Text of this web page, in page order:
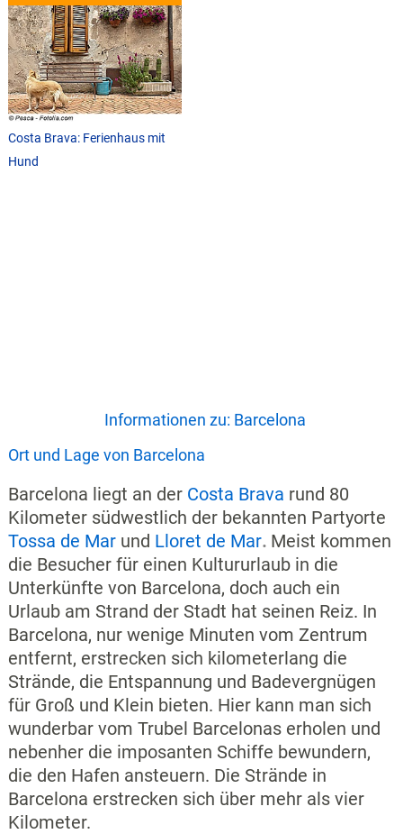
Costa Brava: Ferienhaus mit
Hund
Informationen zu: Barcelona
Ort und Lage von Barcelona
Barcelona liegt an der Costa Brava rund 80
Kilometer südwestlich der bekannten Partyorte
Tossa de Marund Lloret de Mar. Meist kommen
die Besucher für einen Kultururlaub in die
Unterkünfte von Barcelona, doch auch ein
Urlaub am Strand der Stadt hat seinen Reiz. In
Barcelona, nur wenige Minuten vom Zentrum
entfernt, erstrecken sich kilometerlang die
Strände, die Entspannung und Badevergnügen
für Groß und Klein bieten. Hier kann man sich
wunderbar vom Trubel Barcelonas erholen und
nebenher die imposanten Schiffe bewundern,
die den Hafen ansteuern. Die Strände in
Barcelona erstrecken sich über mehr als vier
Kilometer.